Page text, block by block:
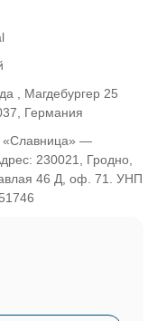
, Магдебургер 25
Германия
—
230021, Гродно,
46 Д, оф. 71. УНП